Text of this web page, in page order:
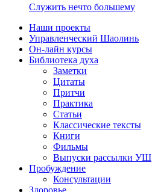
Служить нечто большему
Наши проекты
Управленческий Шаолинь
Он-лайн курсы
Библиотека духа
Заметки
Цитаты
Притчи
Практика
Статьи
Классические тексты
Книги
Фильмы
Выпуски рассылки УШ
Пробуждение
Консультации
Здоровье